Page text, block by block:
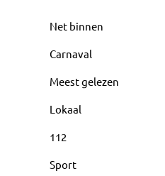
Net binnen
Carnaval
Meest gelezen
Lokaal
112
Sport